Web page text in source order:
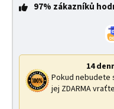
97% zákazníků
14
Pokud nebudete
jej ZDARMA